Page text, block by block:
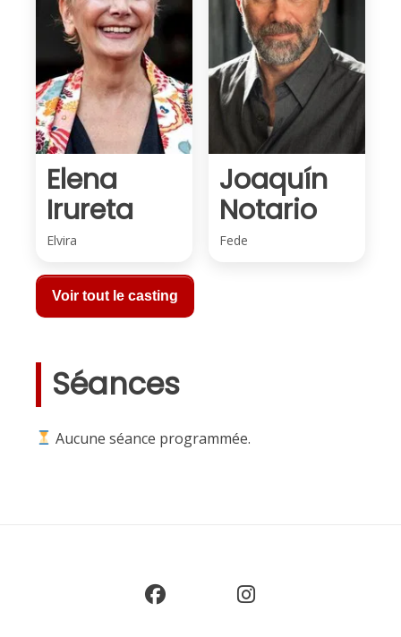
Elena
Irureta
Elvira
Joaquín
Notario
Fede
Voir tout le casting
Séances
Aucune séance programmée.